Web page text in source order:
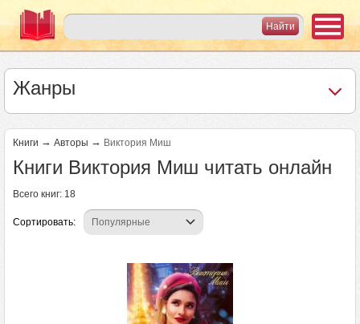
Жанры
Книги → Авторы → Виктория Миш
Книги Виктория Миш читать онлайн
Всего книг: 18
Сортировать: